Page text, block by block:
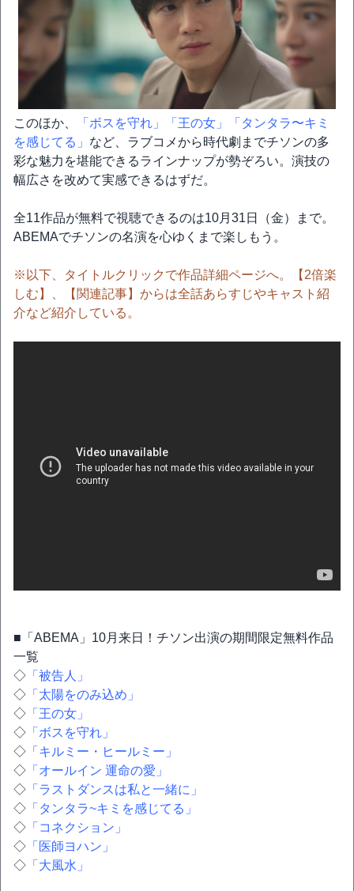
このほか、 「ボスを守れ」 「王の女」
「タンタラ〜キミ
を感じてる」 など、ラブコメから時代劇までチソンの多
彩な魅力を堪能できるラインナップが勢ぞろい。演技の
幅広さを改めて実感できるはずだ。
全11作品が無料で視聴できるのは10月31日（金）まで。
ABEMAでチソンの名演を心ゆくまで楽しもう。
※以下、タイトルクリックで作品詳細ページへ。【2倍楽
しむ】、【関連記事】からは全話あらすじやキャスト紹
介など紹介している。
■「ABEMA」10月来日！チソン出演の期間限定無料作品
一覧
◇ 「被告人」
◇ 「太陽をのみ込め」
◇ 「王の女」
◇ 「ボスを守れ」
◇ 「キルミー・ヒールミー」
◇ 「オールイン 運命の愛」
◇ 「ラストダンスは私と一緒に」
◇ 「タンタラ~キミを感じてる」
◇ 「コネクション」
◇ 「医師ヨハン」
◇ 「大風水」